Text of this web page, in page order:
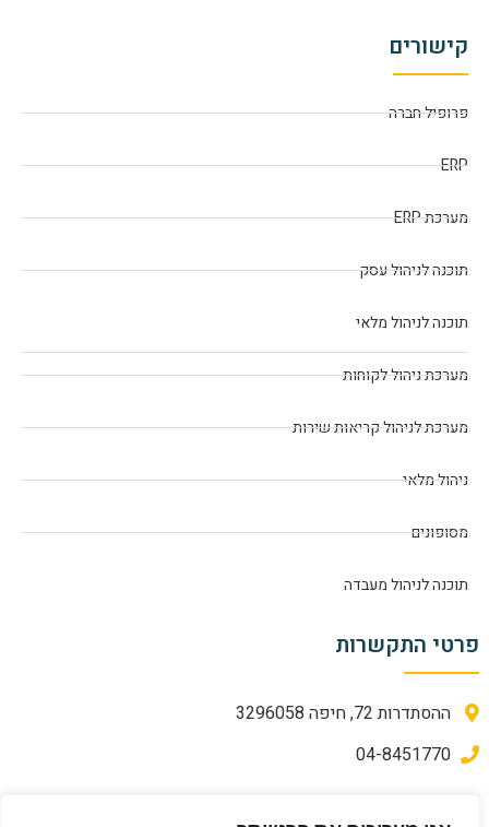
קישורים
פרופיל חברה
ERP
מערכת ERP
תוכנה לניהול עסק
תוכנה לניהול מלאי
מערכת ניהול לקוחות
מערכת לניהול קריאות שירות
ניהול מלאי
מסופונים
תוכנה לניהול מעבדה
פרטי התקשרות
ההסתדרות 72, חיפה 3296058
04-8451770